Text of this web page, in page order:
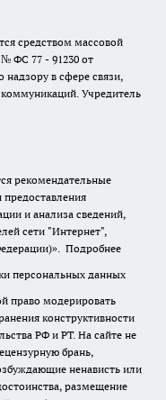
средством массовой
ФС 77 - 91230 от
надзору в сфере связи,
Учредитель
рекомендательные
и анализа сведений,
сети "Интернет",
Подробнее
персональных данных
право модерировать
конструктивности
РФ и РТ. На сайте не
брань,
ненависть или
размещение